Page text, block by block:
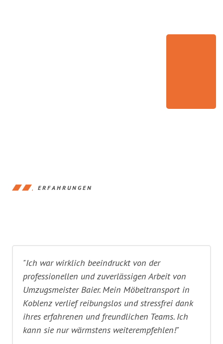
ERFAHRUNGEN
"Ich war wirklich beeindruckt von der
professionellen und zuverlässigen Arbeit von
Umzugsmeister Baier. Mein Möbeltransport in
Koblenz verlief reibungslos und stressfrei dank
ihres erfahrenen und freundlichen Teams. Ich
kann sie nur wärmstens weiterempfehlen!"